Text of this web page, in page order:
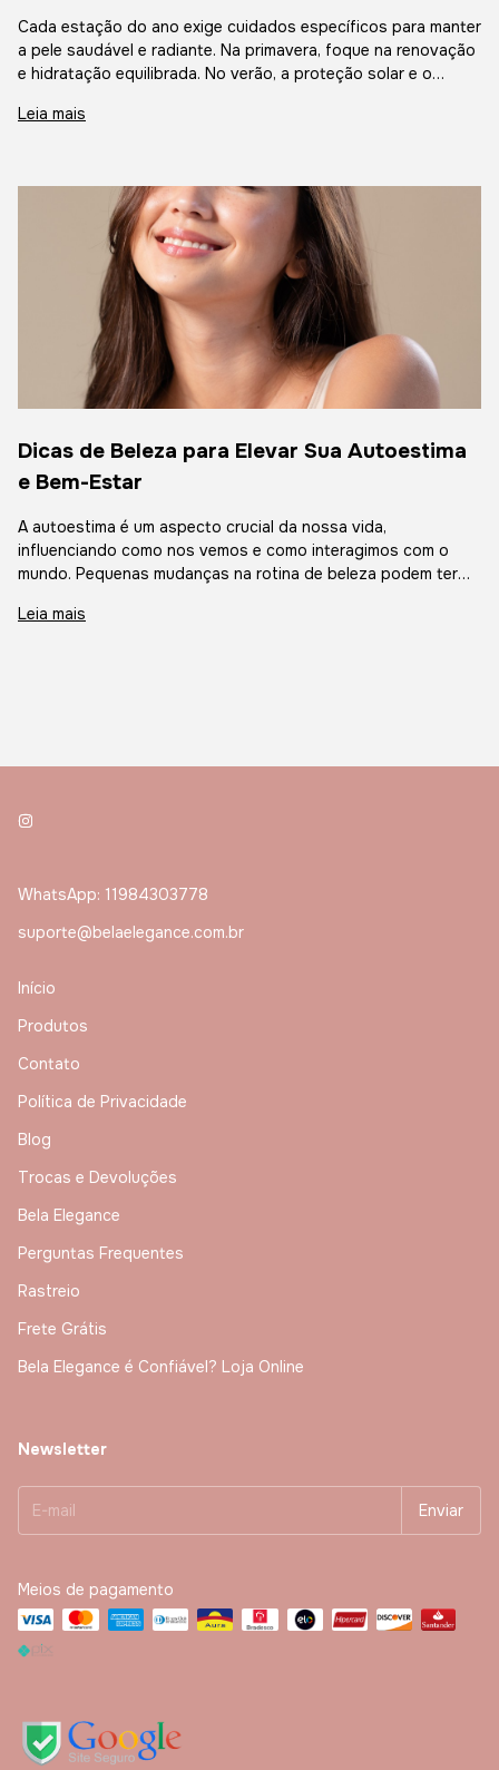
Cada estação do ano exige cuidados específicos para manter
a pele saudável e radiante. Na primavera, foque na renovação
e hidratação equilibrada. No verão, a proteção solar e o
nutrição intensa e recuperação da pele, enquanto o inverno
skincare com limpeza, hidratação e protetor solar garante
uma pele bonita o ano todo! ✨
Leia mais
Dicas de Beleza para Elevar Sua Autoestima
e Bem-Estar
A autoestima é um aspecto crucial da nossa vida,
influenciando como nos vemos e como interagimos com o
mundo. Pequenas mudanças na rotina de beleza podem ter
artigo, apresentaremos dicas elegantes
Leia mais
WhatsApp: 11984303778
suporte@belaelegance.com.br
Início
Produtos
Contato
Política de Privacidade
Blog
Trocas e Devoluções
Bela Elegance
Perguntas Frequentes
Rastreio
Frete Grátis
Bela Elegance é Confiável? Loja Online
Newsletter
Meios de pagamento